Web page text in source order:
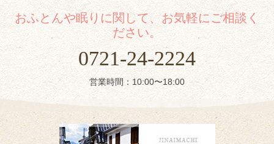
おふとんや眠りに関して、お気軽にご相談く
ださい。
0721-24-2224
営業時間：10:00〜18:00